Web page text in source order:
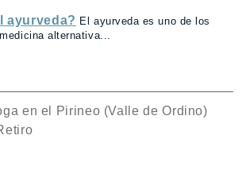
ayurveda? El ayurveda es uno de los
alternativa...
en el Pirineo (Valle de Ordino)